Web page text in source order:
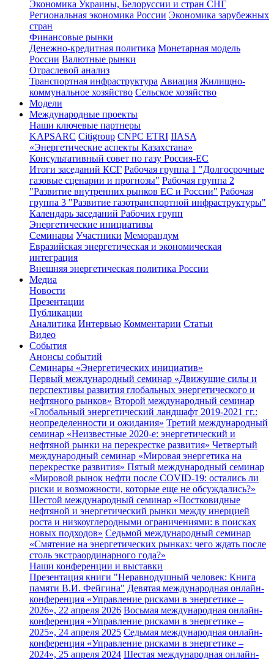
Экономика Украины, Белоруссии и стран СНГ
Региональная экономика России Экономика зарубежных
стран
Финансовые рынки
Денежно-кредитная политика Монетарная модель
России Валютные рынки
Отраслевой анализ
Транспортная инфраструктура Авиация Жилищно-
коммунальное хозяйство Сельское хозяйство
Модели
Международные проекты
Наши ключевые партнеры
KAPSARC Citigroup CNPC ETRI IIASA
«Энергетические аспекты Казахстана»
Консультативный совет по газу Россия-ЕС
Итоги заседаний КСГ Рабочая группа 1 "Долгосрочные
газовые сценарии и прогнозы" Рабочая группа 2
"Развитие внутренних рынков ЕС и России" Рабочая
группа 3 "Развитие газотранспортной инфраструктуры"
Календарь заседаний Рабочих групп
Энергетические инициативы
Семинары Участники Меморандум
Евразийская энергетическая и экономическая
интеграция
Внешняя энергетическая политика России
Медиа
Новости
Презентации
Публикации
Аналитика Интервью Комментарии Статьи
Видео
События
Анонсы событий
Семинары «Энергетических инициатив»
Первый международный семинар «Движущие силы и
перспективы развития глобальных энергетического и
нефтяного рынков» Второй международный семинар
«Глобальный энергетический ландшафт 2019-2021 гг.:
неопределенности и ожидания» Третий международный
семинар «Неизвестные 2020-е: энергетический и
нефтяной рынки на перекрестке развития» Четвертый
международный семинар «Мировая энергетика на
перекрестке развития» Пятый международный семинар
«Мировой рынок нефти после COVID-19: остались ли
риски и возможности, которые еще не обсуждались?»
Шестой международный семинар «Постковидные
нефтяной и энергетический рынки между инерцией
роста и низкоуглеродными ограничениями: в поисках
новых подходов» Седьмой международный семинар
«Смятение на энергетических рынках: чего ждать после
столь экстраординарного года?»
Наши конференции и выставки
Презентация книги "Неравнодушный человек: Книга
памяти В.И. Фейгина" Девятая международная онлайн-
конференция «Управление рисками в энергетике –
2026», 22 апреля 2026 Восьмая международная онлайн-
конференция «Управление рисками в энергетике –
2025», 24 апреля 2025 Седьмая международная онлайн-
конференция «Управление рисками в энергетике –
2024», 25 апреля 2024 Шестая международная онлайн-